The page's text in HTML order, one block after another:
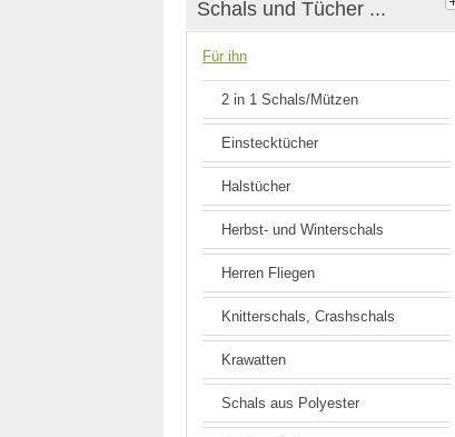
Schals und Tücher ...
Für ihn
2 in 1 Schals/Mützen
Einstecktücher
Halstücher
Herbst- und Winterschals
Herren Fliegen
Knitterschals, Crashschals
Krawatten
Schals aus Polyester